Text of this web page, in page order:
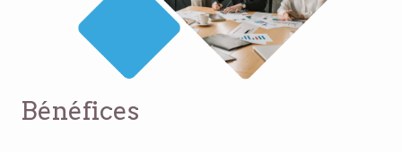
Bénéfices